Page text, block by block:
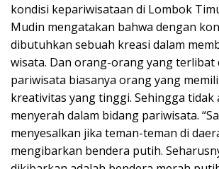
kondisi kepariwisataan di Lombok
Mudin mengatakan bahwa dengan
dibutuhkan sebuah kreasi dalam
wisata. Dan orang-orang yang terlibat
pariwisata biasanya orang yang
kreativitas yang tinggi. Sehingga tidak
menyerah dalam bidang pariwisata.
menyesalkan jika teman-teman di
mengibarkan bendera putih.